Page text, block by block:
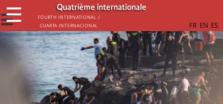
Skip
to
main
content
Quatrième internationale
Fourth International /
Cuarta Internacional
☰
☰